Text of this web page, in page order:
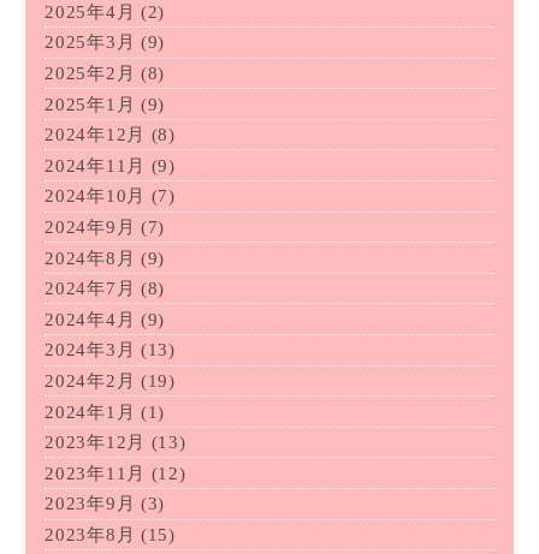
2025年4月 (2)
2025年3月 (9)
2025年2月 (8)
2025年1月 (9)
2024年12月
(8)
2024年11月
(9)
2024年10月
(7)
2024年9月 (7)
2024年8月 (9)
2024年7月 (8)
2024年4月 (9)
2024年3月 (13)
2024年2月 (19)
2024年1月 (1)
2023年12月
(13)
2023年11月
(12)
2023年9月 (3)
2023年8月 (15)